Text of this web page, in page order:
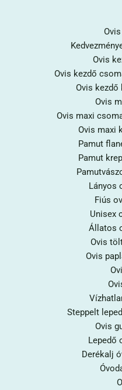
Ovis
Ovis kezdő
Ovis
Ovis
Ovis maxi
Ovis maxi
Pamut
Pamut
Lányos
Fiús
Unisex
Állatos
Ovis
Ovis
Steppelt
Ovis
Lepedő
Derékalj